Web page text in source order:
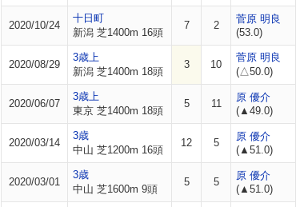
2020/10/24
十日町
新潟 芝1400m 16頭
7 2
菅原 明良
(53.0)
2020/08/29
3歳上
新潟 芝1400m 18頭
3 10
菅原 明良
(△50.0)
2020/06/07
3歳上
東京 芝1400m 18頭
5 11
原 優介
(▲49.0)
2020/03/14
3歳
中山 芝1200m 16頭
12 5
原 優介
(▲51.0)
2020/03/01
3歳
中山 芝1600m 9頭
5 5
原 優介
(▲51.0)